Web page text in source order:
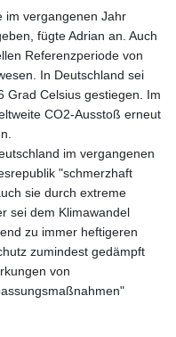
im vergangenen Jahr
fügte Adrian an. Auch
Referenzperiode von
In Deutschland sei
Grad Celsius gestiegen. Im
CO2-Ausstoß erneut
im vergangenen
"schmerzhaft
sie durch extreme
sei dem Klimawandel
zu immer heftigeren
zumindest gedämpft
von